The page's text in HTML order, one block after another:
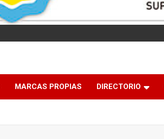
MARCAS PROPIAS DIRECTORIO